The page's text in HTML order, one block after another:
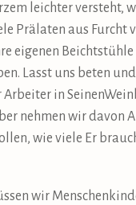
leichter versteht,
Prälaten aus Furcht
eigenen Beichtstühle
Lasst uns beten
Arbeiter in
nehmen wir davon
wie viele Er
wir